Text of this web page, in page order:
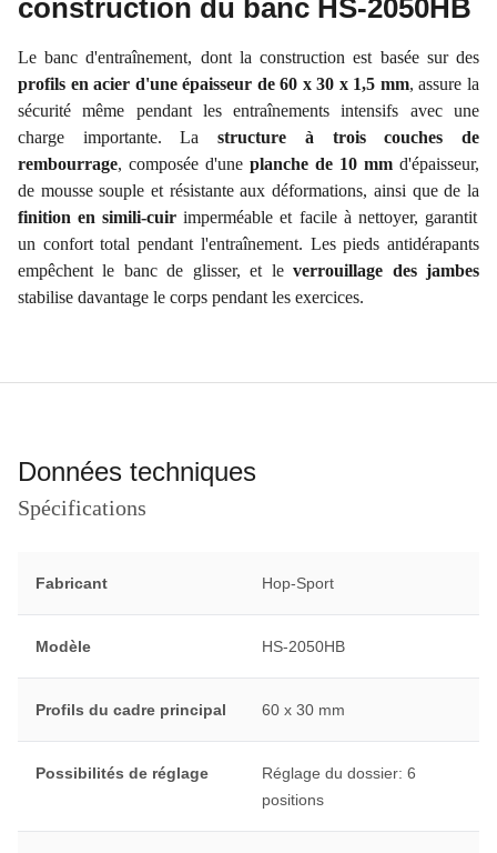
construction du banc HS-2050HB
Le banc d'entraînement, dont la construction est basée sur des
profils en acier d'une épaisseur de 60 x 30 x 1,5 mm, assure la
sécurité même pendant les entraînements intensifs avec une
charge importante. Lastructure à trois couches de
rembourrage, composée d'une planche de 10 mm d'épaisseur,
de mousse souple et résistante aux déformations, ainsi que de la
finition en simili-cuir imperméable et facile à nettoyer, garantit
un confort total pendant l'entraînement. Les pieds antidérapants
empêchent le banc de glisser, et leverrouillage des jambes
stabilise davantage le corps pendant les exercices.
Données techniques
Spécifications
Fabricant Hop-Sport
Modèle HS-2050HB
Profils du cadre principal 60 x 30 mm
Possibilités de réglage
Réglage du dossier: 6
positions